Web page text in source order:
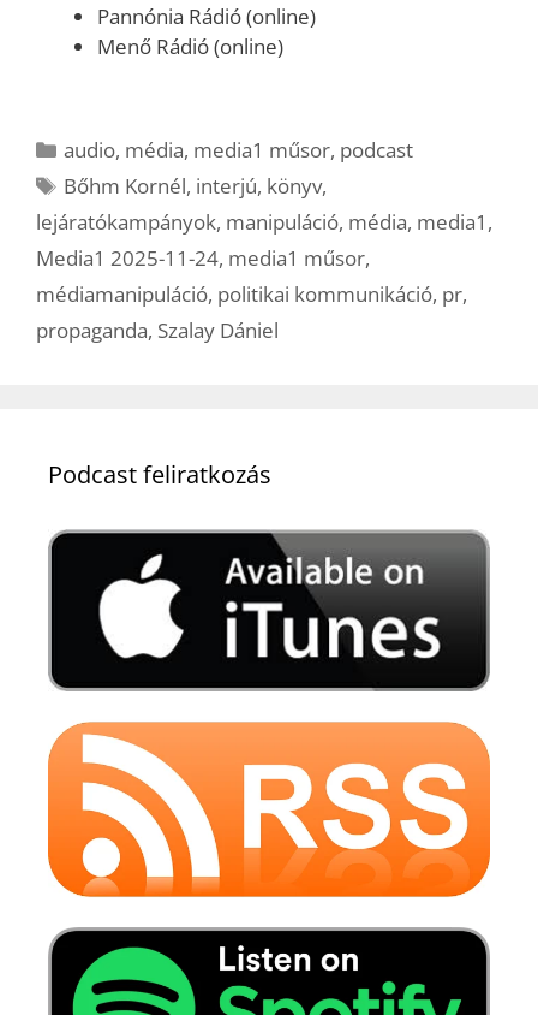
Pannónia Rádió (online)
Menő Rádió (online)
Kategória
audio, média, media1 műsor, podcast
Címkék
Bőhm Kornél, interjú, könyv,
lejáratókampányok, manipuláció, média, media1 ,
Media1 2025-11-24, media1 műsor,
médiamanipuláció, politikai kommunikáció, pr,
propaganda, Szalay Dániel
Podcast feliratkozás